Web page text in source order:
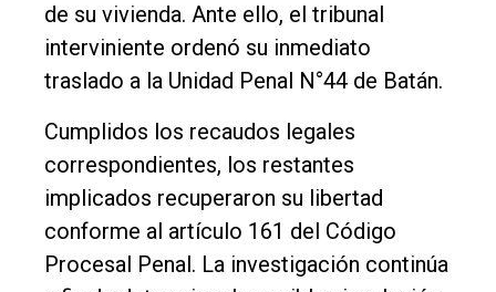
de su vivienda. Ante ello, el tribunal
interviniente ordenó su inmediato
traslado a la Unidad Penal N°44 de Batán.
Cumplidos los recaudos legales
correspondientes, los restantes
implicados recuperaron su libertad
conforme al artículo 161 del Código
Procesal Penal. La investigación continúa